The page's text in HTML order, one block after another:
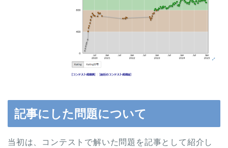
記事にした問題について
当初は、コンテストで解いた問題を記事として紹介し